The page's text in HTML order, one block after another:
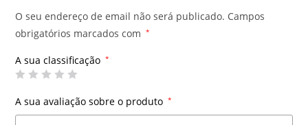
O seu endereço de email não será publicado. Campos
obrigatórios marcados com
*
A sua classificação *
A sua avaliação sobre o produto *